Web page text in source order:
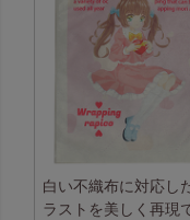
白い不織布に対応し
ラストを美しく再現